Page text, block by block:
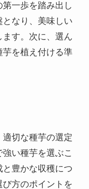
一歩を踏み出し
なり、美味しい
す。次に、選ん
を植え付ける準
切な種芋の選定
い種芋を選ぶこ
豊かな収穫につ
方のポイントを